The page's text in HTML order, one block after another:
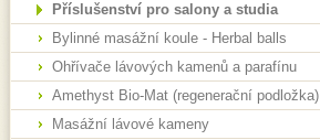
Příslušenství pro salony a studia
Bylinné masážní koule - Herbal balls
Ohřívače lávových kamenů a parafínu
Amethyst Bio-Mat (regenerační podložka)
Masážní lávové kameny